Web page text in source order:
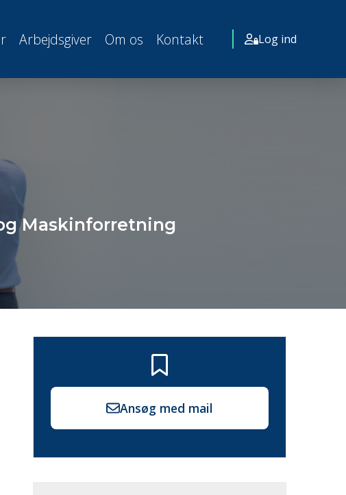
Arbejdsgiver Om os Kontakt Log ind
Maskinforretning
Ansøg med mail